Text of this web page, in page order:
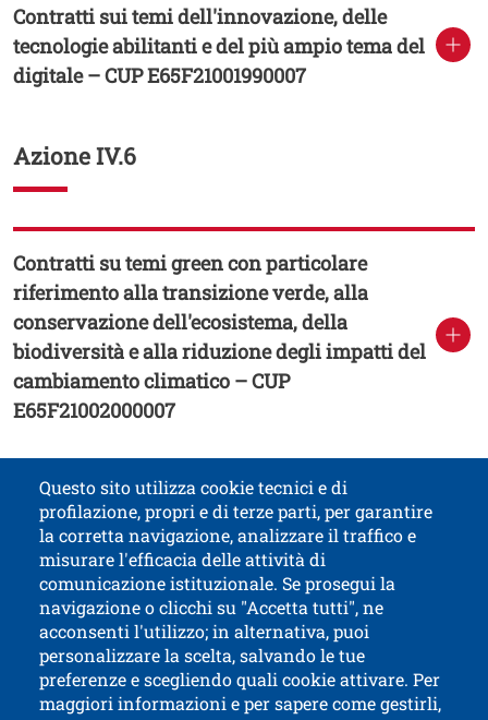
Contratti sui temi dell'innovazione, delle
tecnologie abilitanti e del più ampio tema del
digitale – CUP E65F21001990007
Azione IV.6
Contratti su temi green con particolare
riferimento alla transizione verde, alla
conservazione dell'ecosistema, della
biodiversità e alla riduzione degli impatti del
cambiamento climatico – CUP
E65F21002000007
Contatti
Titolo contatti
Questo sito utilizza cookie tecnici e di
profilazione, propri e di terze parti, per garantire
la corretta navigazione, analizzare il traffico e
misurare l'efficacia delle attività di
comunicazione istituzionale. Se prosegui la
navigazione o clicchi su "Accetta tutti", ne
acconsenti l'utilizzo; in alternativa, puoi
personalizzare la scelta, salvando le tue
preferenze e scegliendo quali cookie attivare. Per
maggiori informazioni e per sapere come gestirli,
Università di Trento
via Calepina, 14 - I-38122 Trento
P.IVA-C.F. 003​40520220